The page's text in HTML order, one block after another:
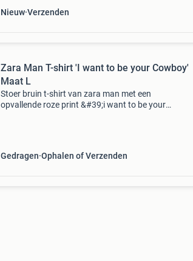
Nieuw Verzenden
Zara Man T-shirt 'I want to be your Cowboy'
Maat L
Stoer bruin t-shirt van zara man met een
opvallende roze print &#39;i want to be your
Gedragen Ophalen of Verzenden